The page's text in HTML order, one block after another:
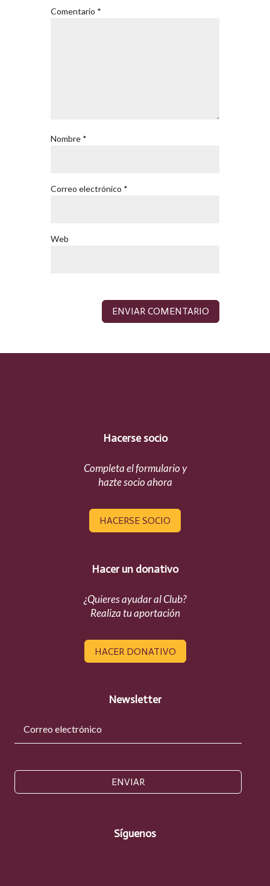
Comentario *
Nombre *
Correo electrónico *
Web
Hacerse socio
Completa el formulario y
hazte socio ahora
HACERSE SOCIO
Hacer un donativo
¿Quieres ayudar al Club?
Realiza tu aportación
HACER DONATIVO
Newsletter
ENVIAR
Síguenos